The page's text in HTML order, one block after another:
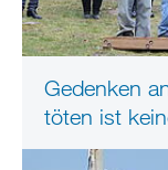
Gedenken
töten ist